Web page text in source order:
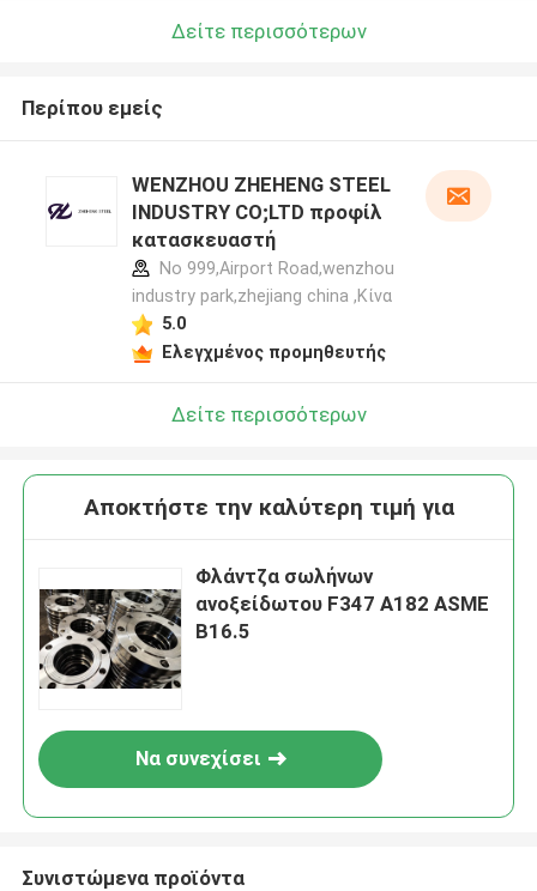
Δείτε περισσότερων
Περίπου εμείς
WENZHOU ZHEHENG STEEL
INDUSTRY CO;LTD προφίλ
κατασκευαστή
No 999,Airport Road,wenzhou
industry park,zhejiang china ,Κίνα
5.0
Ελεγχμένος προμηθευτής
Δείτε περισσότερων
Αποκτήστε την καλύτερη τιμή για
Φλάντζα σωλήνων
ανοξείδωτου F347 A182 ASME
B16.5
Να συνεχίσει
Συνιστώμενα προϊόντα